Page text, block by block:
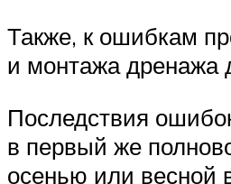
Также, к ошибкам
и монтажа дренажа
Последствия
в первый же
осенью или весной